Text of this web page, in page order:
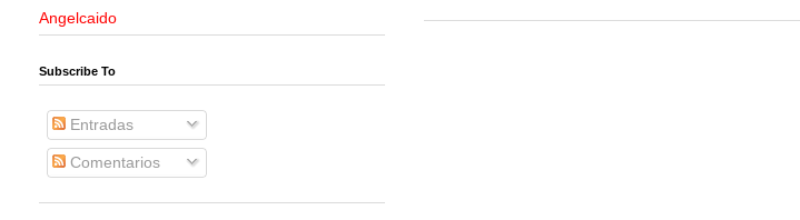
Angelcaido
Subscribe To
Entradas
Comentarios